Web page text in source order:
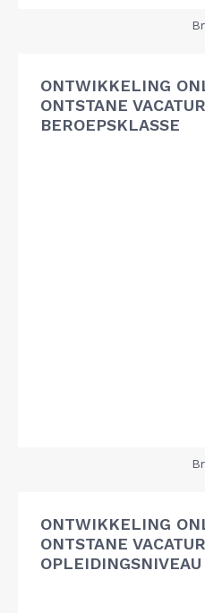
ONTWIKKELING
ONTSTANE
BEROEPSKLASSE
ONTWIKKELING
ONTSTANE
OPLEIDINGSNIVEAU